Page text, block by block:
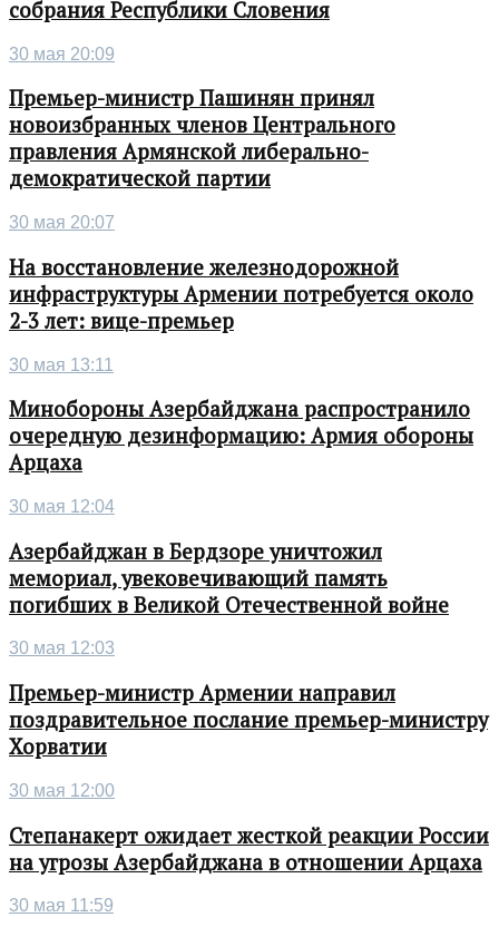
собрания Республики Словения
30 мая 20:09
Премьер-министр Пашинян принял
новоизбранных членов Центрального
правления Армянской либерально-
демократической партии
30 мая 20:07
На восстановление железнодорожной
инфраструктуры Армении потребуется около
2-3 лет: вице-премьер
30 мая 13:11
Минобороны Азербайджана распространило
очередную дезинформацию: Армия обороны
Арцаха
30 мая 12:04
Азербайджан в Бердзоре уничтожил
мемориал, увековечивающий память
погибших в Великой Отечественной войне
30 мая 12:03
Премьер-министр Армении направил
поздравительное послание премьер-министру
Хорватии
30 мая 12:00
Степанакерт ожидает жесткой реакции России
на угрозы Азербайджана в отношении Арцаха
30 мая 11:59